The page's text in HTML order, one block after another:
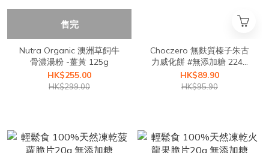
售完
Nutra Organic 澳洲草飼牛
骨濃湯粉 -薑黃 125g
HK$255.00
HK$299.00
Choczero 無麩質榛子朱古
力威化餅 #無添加糖 224g
-16塊威化餅
HK$89.90
HK$95.90